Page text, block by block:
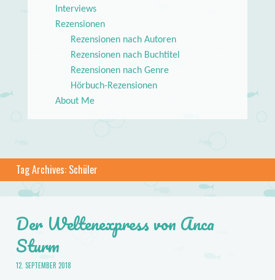
Interviews
Rezensionen
Rezensionen nach Autoren
Rezensionen nach Buchtitel
Rezensionen nach Genre
Hörbuch-Rezensionen
About Me
Tag Archives: Schüler
Der Weltenexpress von Anca
Sturm
12. SEPTEMBER 2018